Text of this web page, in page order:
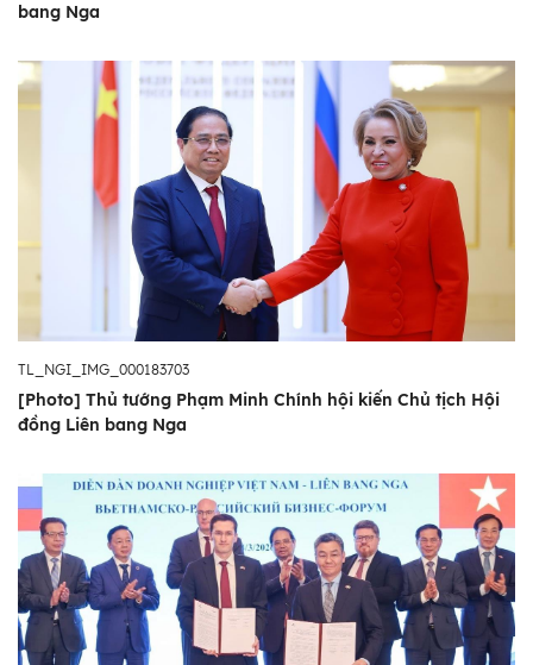
bang Nga
TL_NGI_IMG_000183703
[Photo] Thủ tướng Phạm Minh Chính hội kiến Chủ tịch Hội
đồng Liên bang Nga